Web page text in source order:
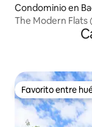
Condominio en
The Modern
Favorito entre
Favorito entre